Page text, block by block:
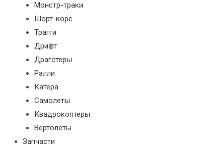
Монстр-траки
Шорт-корс
Трагги
Дрифт
Драгстеры
Ралли
Катера
Самолеты
Квадрокоптеры
Вертолеты
Запчасти